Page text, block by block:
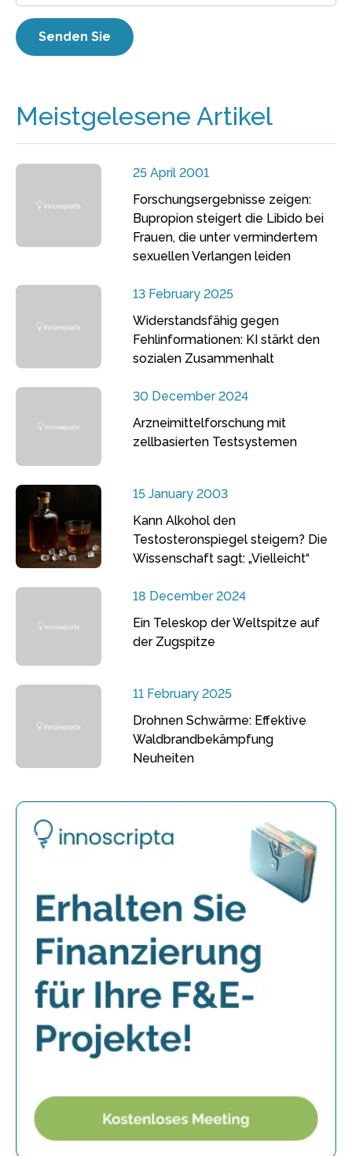
Meistgelesene Artikel
25 April 2001
Forschungsergebnisse zeigen:
Bupropion steigert die Libido bei
Frauen, die unter vermindertem
sexuellen Verlangen leiden
13 February 2025
Widerstandsfähig gegen
Fehlinformationen: KI stärkt den
sozialen Zusammenhalt
30 December 2024
Arzneimittelforschung mit
zellbasierten Testsystemen
15 January 2003
Kann Alkohol den
Testosteronspiegel steigern? Die
Wissenschaft sagt: „Vielleicht“
18 December 2024
Ein Teleskop der Weltspitze auf
der Zugspitze
11 February 2025
Drohnen Schwärme: Effektive
Waldbrandbekämpfung
Neuheiten